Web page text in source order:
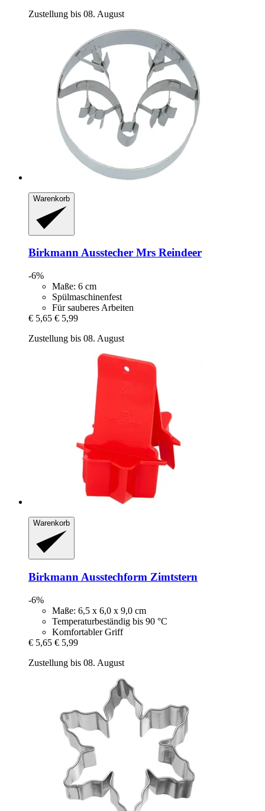
Zustellung bis 08. August
Warenkorb
BirkmannAusstecher Mrs Reindeer
-6%
Maße: 6 cm
Spülmaschinenfest
Für sauberes Arbeiten
€ 5,65 € 5,99
Zustellung bis 08. August
Warenkorb
BirkmannAusstechform Zimtstern
-6%
Maße: 6,5 x 6,0 x 9,0 cm
Temperaturbeständig bis 90 °C
Komfortabler Griff
€ 5,65 € 5,99
Zustellung bis 08. August